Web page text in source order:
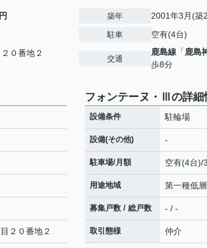
０番地２
築年 2001年3月(築
駐車 空有(4台)
交通
鹿島線 「 鹿島
歩8分
２０番地２
フォンテーヌ・Ⅲの詳細
設備条件 駐輪場
設備(その他) -
駐車場/月額 空有(4台)/
用途地域 第一種低
募集戸数 / 総戸数 - / -
取引態様 仲介